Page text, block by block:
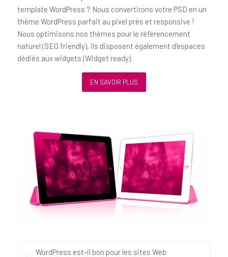
template WordPress ? Nous convertirons votre PSD en un
thème WordPress parfait au pixel près et responsive !
Nous optimisons nos thèmes pour le référencement
naturel (SEO friendly), ils disposent également d’espaces
dédiés aux widgets (Widget ready).
EN SAVOIR PLUS
WordPress est-il bon pour les sites Web